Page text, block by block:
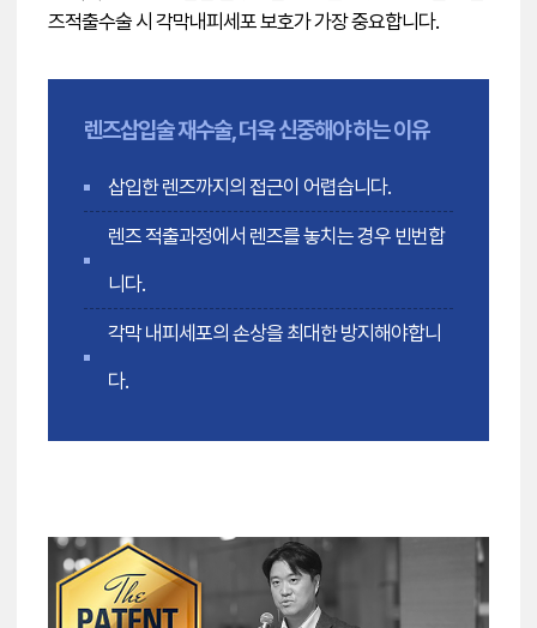
즈적출수술 시 각막내피세포 보호가 가장 중요합니다.
렌즈삽입술 재수술, 더욱 신중해야 하는 이유
삽입한 렌즈까지의 접근이 어렵습니다.
렌즈 적출과정에서 렌즈를 놓치는 경우 빈번합
니다.
각막 내피세포의 손상을 최대한 방지해야합니
다.